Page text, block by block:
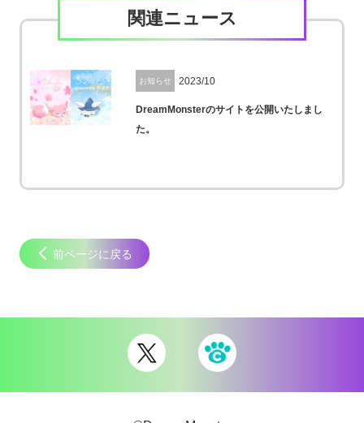
関連ニュース
お知らせ 2023/10
DreamMonsterのサイトを公開いたしまし
た。
前ページに戻る